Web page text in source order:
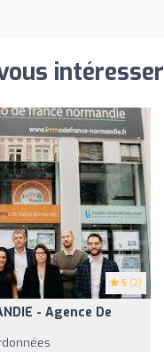
intéresser
5 (2)
- Agence De